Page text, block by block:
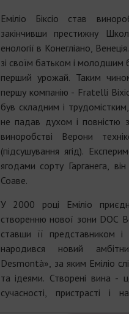
Еміліо Біксіо став
закінчивши престижну
енології в Конегліано,
зі своїм батьком і молодшим
перший урожай. Таким
першу компанію - Fratelli
був складним і
не падав духом і повністю
виноробстві Верони
(підсушування ягід).
ягодами сорту Гарганега,
Соаве.
У 2000 році Еміліо
створенню нової зони DOC
ставши її представником і
народився новий
Desmontà», за яким Еміліо
та ідеями. Створені вина -
сучасності, пристрасті і